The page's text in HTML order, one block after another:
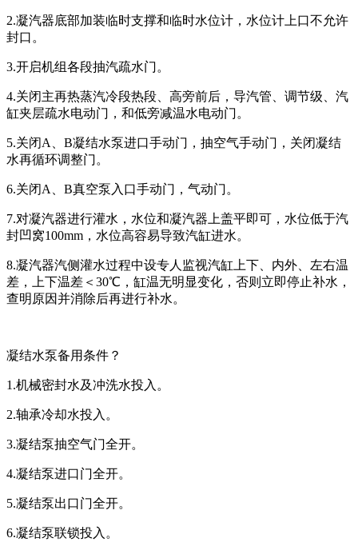
2.凝汽器底部加装临时支撑和临时水位计，水位计上口不允许
封口。
3.开启机组各段抽汽疏水门。
4.关闭主再热蒸汽冷段热段、高旁前后，导汽管、调节级、汽
缸夹层疏水电动门，和低旁减温水电动门。
5.关闭A、B凝结水泵进口手动门，抽空气手动门，关闭凝结
水再循环调整门。
6.关闭A、B真空泵入口手动门，气动门。
7.对凝汽器进行灌水，水位和凝汽器上盖平即可，水位低于汽
封凹窝100mm，水位高容易导致汽缸进水。
8.凝汽器汽侧灌水过程中设专人监视汽缸上下、内外、左右温
差，上下温差＜30℃，缸温无明显变化，否则立即停止补水，
查明原因并消除后再进行补水。
凝结水泵备用条件？
1.机械密封水及冲洗水投入。
2.轴承冷却水投入。
3.凝结泵抽空气门全开。
4.凝结泵进口门全开。
5.凝结泵出口门全开。
6.凝结泵联锁投入。